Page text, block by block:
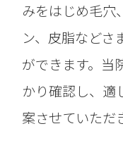
みをはじめ毛穴
ン、皮脂などさ
ができます。当
かり確認し、適
案させていただ